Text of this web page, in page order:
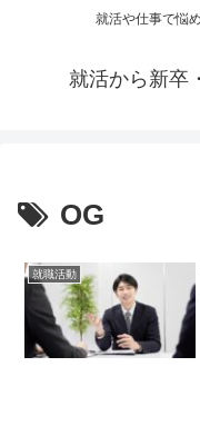
就活や仕事で悩
就活から新卒
OG
就職活動